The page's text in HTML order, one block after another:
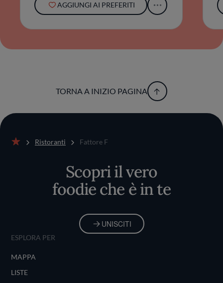
AGGIUNGI AI PREFERITI
TORNA A INIZIO PAGINA
Ristoranti Fattore F
Scopri il vero
foodie che è in te
UNISCITI
ESPLORA PER
MAPPA
LISTE